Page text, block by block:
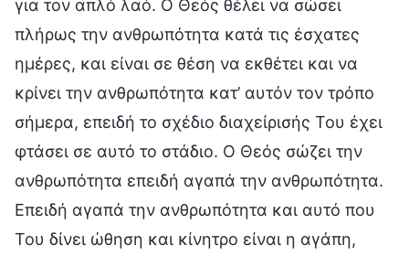
για τον απλό λαό. Ο Θεός θέλει να σώσει
πλήρως την ανθρωπότητα κατά τις έσχατες
ημέρες, και είναι σε θέση να εκθέτει και να
κρίνει την ανθρωπότητα κατ’ αυτόν τον τρόπο
σήμερα, επειδή το σχέδιο διαχείρισής Του έχει
φτάσει σε αυτό το στάδιο. Ο Θεός σώζει την
ανθρωπότητα επειδή αγαπά την ανθρωπότητα.
Επειδή αγαπά την ανθρωπότητα και αυτό που
Του δίνει ώθηση και κίνητρο είναι η αγάπη,